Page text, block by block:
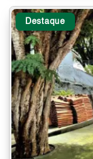
Destaque